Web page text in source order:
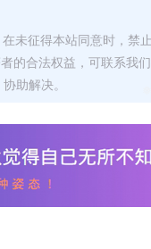
未征得本站同意时，禁
的合法权益，可联系我们
助解决。